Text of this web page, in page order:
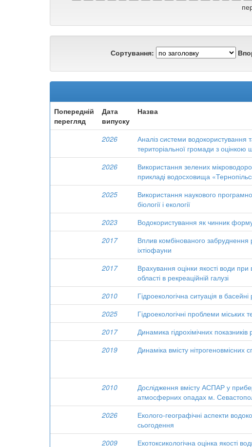
Сортування:
Попередній
перегляд
Дата
випуску
Назва
2026
Аналіз системи водокористування
територіальної громади з оцінкою
2026
Використання зелених
прикладі водосховища
2025
Використання наукового
біології і екології
2023 Водокористування як чинник
2017
Вплив комбінованого забруднення
іхтіофауни
2017
Врахування оцінки якості води при
області в рекреаційній галузі
2010 Гідроекологічна ситуація в
2025
Гідроекологічні проблеми міських
2017
Динамика гідрохімічних показників
2019
Динаміка вмісту нітрогеновмісних
2010
Дослідження вмісту АСПАР у
атмосферних опадах м.
2026
Еколого-географічні аспекти
сьогодення
2009
Екотоксикологічна оцінка якості